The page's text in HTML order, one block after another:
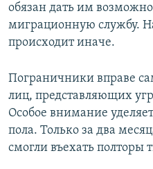
обязан дать им
миграционную службу.
происходит иначе.
Пограничники вправе
лиц, представляющих
Особое внимание
пола. Только за два
смогли въехать полторы